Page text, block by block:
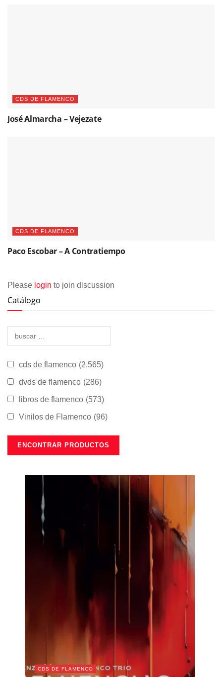
CDS DE FLAMENCO
José Almarcha – Vejezate
CDS DE FLAMENCO
Paco Escobar – A Contratiempo
Please login to join discussion
Catálogo
cds de flamenco (2.565)
dvds de flamenco (286)
libros de flamenco (573)
Vinilos de Flamenco (96)
CDS DE FLAMENCO